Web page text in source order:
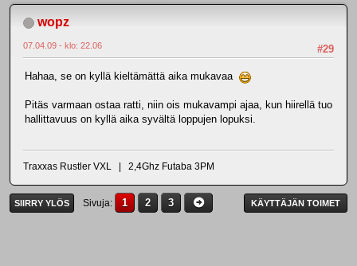
wopz
#29
07.04.09 - klo: 22.06
Hahaa, se on kyllä kieltämättä aika mukavaa
Pitäs varmaan ostaa ratti, niin ois mukavampi ajaa, kun hiirellä tuo
hallittavuus on kyllä aika syvältä loppujen lopuksi.
Traxxas Rustler VXL | 2,4Ghz Futaba 3PM
SIIRRY YLÖS Sivuja 1 2 3 KÄYTTÄJÄN TOIMET